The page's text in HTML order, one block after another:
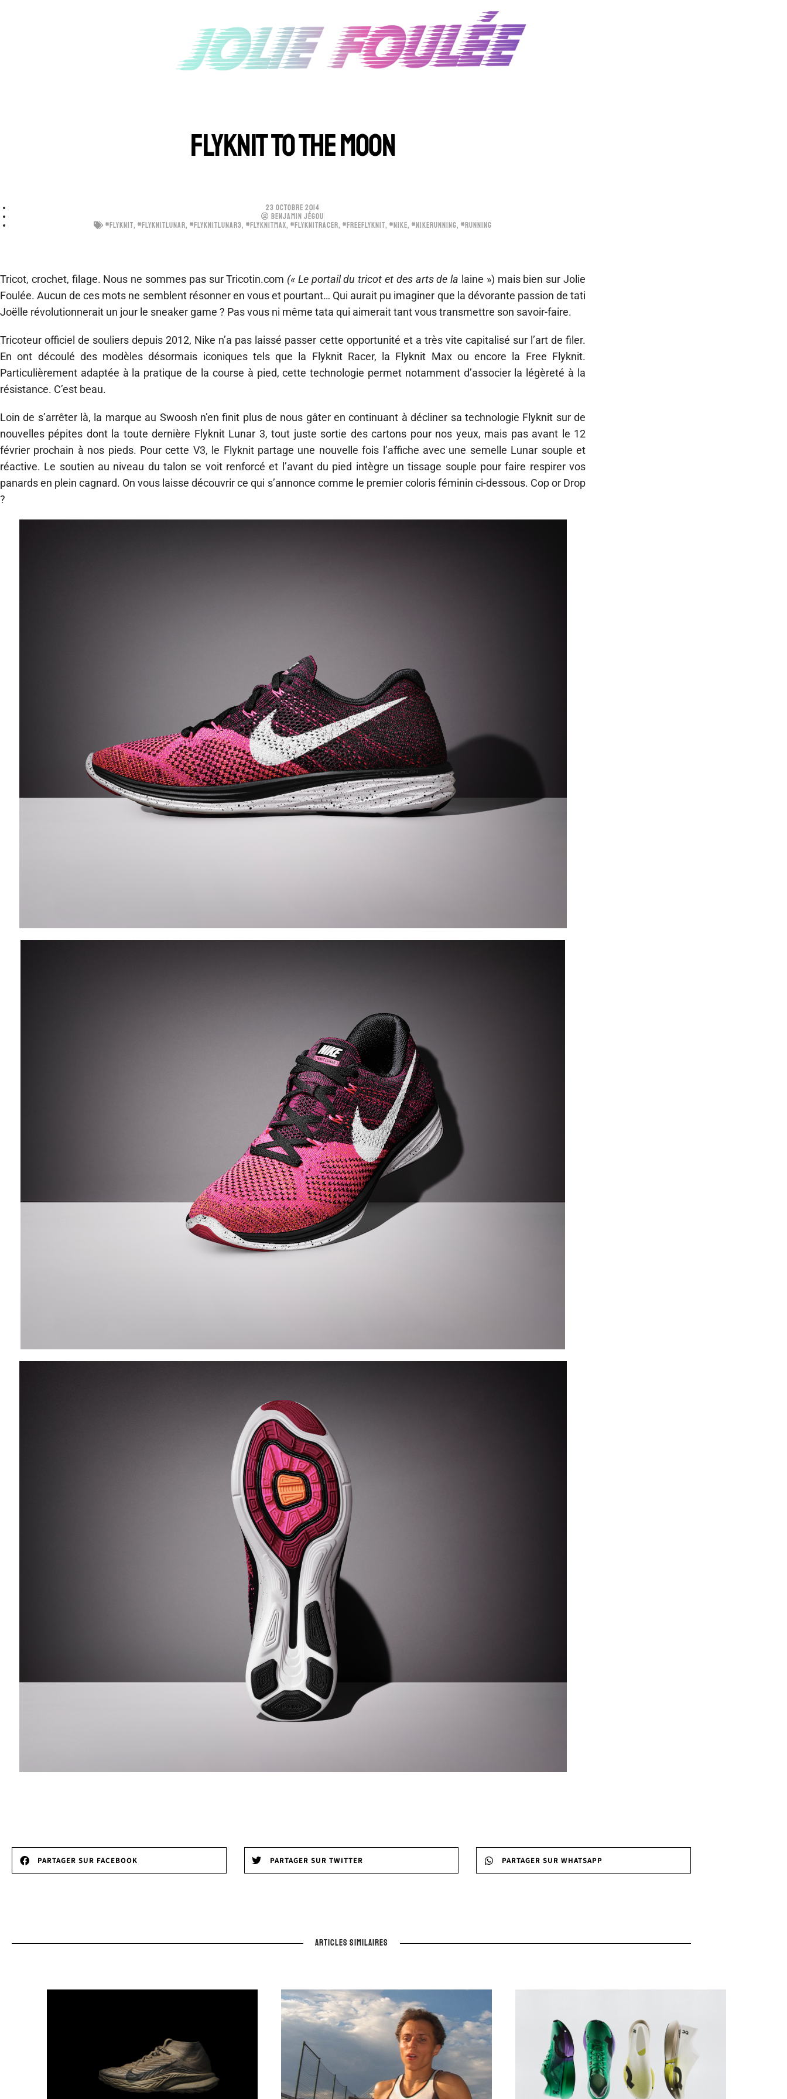
FLYKNIT TO THE MOON
23 OCTOBRE 2014
BENJAMIN JÉGOU
#FLYKNIT, #FLYKNITLUNAR, #FLYKNITLUNAR3, #FLYKNITMAX, #FLYKNITRACER, #FREEFLYKNIT, #NIKE, #NIKERUNNING, #RUNNING
Tricot, crochet, filage. Nous ne sommes pas sur Tricotin.com (« Le portail du tricot et des arts de la laine ») mais bien sur Jolie
Foulée. Aucun de ces mots ne semblent résonner en vous et pourtant… Qui aurait pu imaginer que la dévorante passion de tati
Joëlle révolutionnerait un jour le sneaker game ? Pas vous ni même tata qui aimerait tant vous transmettre son savoir-faire.
Tricoteur officiel de souliers depuis 2012, Nike n’a pas laissé passer cette opportunité et a très vite capitalisé sur l’art de filer.
En ont découlé des modèles désormais iconiques tels que la Flyknit Racer, la Flyknit Max ou encore la Free Flyknit.
Particulièrement adaptée à la pratique de la course à pied, cette technologie permet notamment d’associer la légèreté à la
résistance. C’est beau.
Loin de s’arrêter là, la marque au Swoosh n’en finit plus de nous gâter en continuant à décliner sa technologie Flyknit sur de
nouvelles pépites dont la toute dernière Flyknit Lunar 3, tout juste sortie des cartons pour nos yeux, mais pas avant le 12
février prochain à nos pieds. Pour cette V3, le Flyknit partage une nouvelle fois l’affiche avec une semelle Lunar souple et
réactive. Le soutien au niveau du talon se voit renforcé et l’avant du pied intègre un tissage souple pour faire respirer vos
panards en plein cagnard. On vous laisse découvrir ce qui s’annonce comme le premier coloris féminin ci-dessous. Cop or Drop
?
PARTAGER SUR FACEBOOK PARTAGER SUR TWITTER PARTAGER SUR WHATSAPP
ARTICLES SIMILAIRES